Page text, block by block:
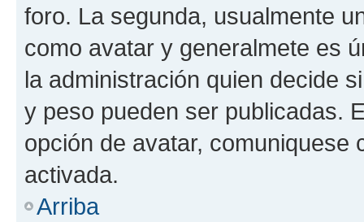
foro. La segunda, usualmente
como avatar y generalmete es
la administración quien decide
y peso pueden ser publicadas.
opción de avatar, comuniquese
activada.
Arriba